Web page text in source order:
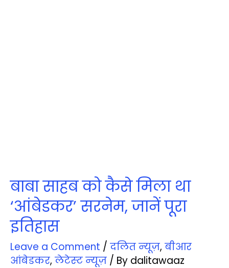
बाबा साहब को कैसे मिला था
‘आंबेडकर’ सरनेम, जानें पूरा
इतिहास
Leave a Comment / दलित न्‍यूज़, बीआर
आंबेडकर, लेटेस्‍ट न्‍यूज़ / By dalitawaaz